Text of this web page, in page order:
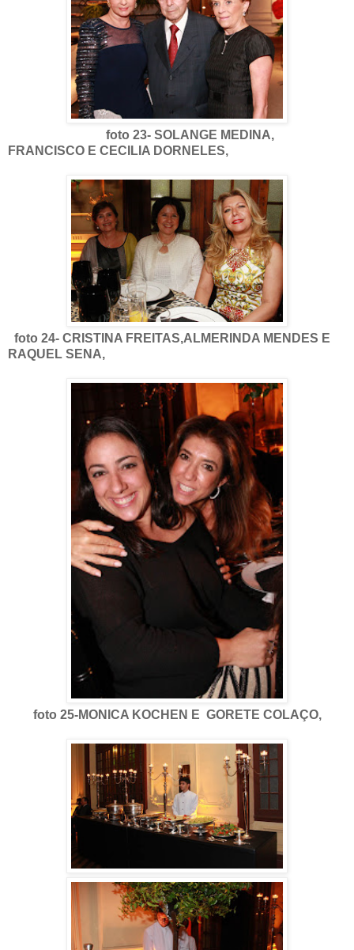
foto 23- SOLANGE MEDINA,
FRANCISCO E CECILIA DORNELES,
foto 24- CRISTINA FREITAS,ALMERINDA MENDES E
RAQUEL SENA,
foto 25-MONICA KOCHEN E GORETE COLAÇO,